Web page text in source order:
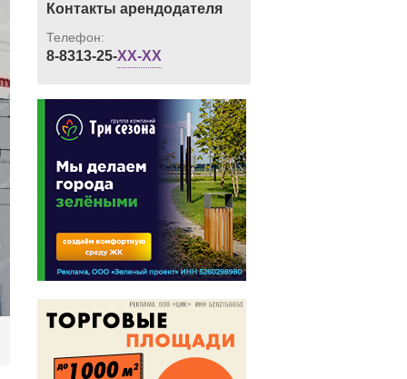
Контакты арендодателя
Телефон:
8-8313-25-XX-XX